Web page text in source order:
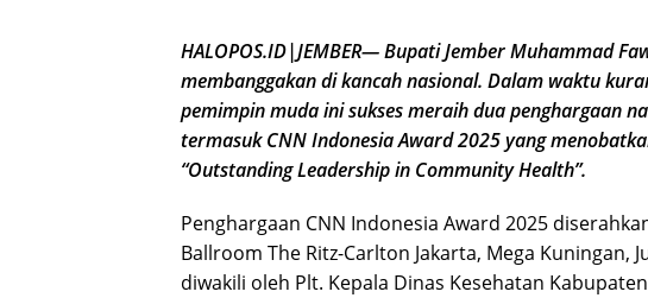
HALOPOS.ID|JEMBER— Bupati Jember Muhammad
membanggakan di kancah nasional. Dalam waktu
pemimpin muda ini sukses meraih dua penghargaan
termasuk CNN Indonesia Award 2025 yang
“Outstanding Leadership in Community Health”.
Penghargaan CNN Indonesia Award 2025
Ballroom The Ritz-Carlton Jakarta, Mega Kuningan,
diwakili oleh Plt. Kepala Dinas Kesehatan